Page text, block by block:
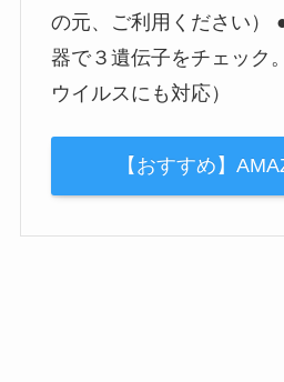
の元、ご利用ください）
器で３遺伝子をチェック
ウイルスにも対応）
【おすすめ】